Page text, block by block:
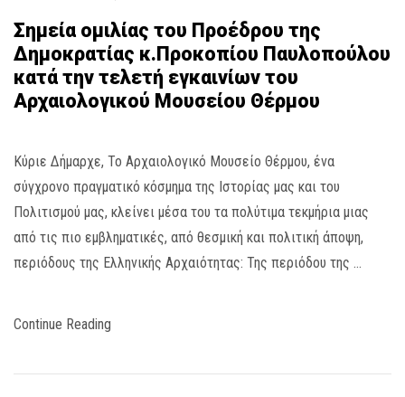
Σημεία ομιλίας του Προέδρου της
Δημοκρατίας κ.Προκοπίου Παυλοπούλου
κατά την τελετή εγκαινίων του
Αρχαιολογικού Μουσείου Θέρμου
Κύριε Δήμαρχε, Το Αρχαιολογικό Μουσείο Θέρμου, ένα
σύγχρονο πραγματικό κόσμημα της Ιστορίας μας και του
Πολιτισμού μας, κλείνει μέσα του τα πολύτιμα τεκμήρια μιας
από τις πιο εμβληματικές, από θεσμική και πολιτική άποψη,
περιόδους της Ελληνικής Αρχαιότητας: Της περιόδου της …
Continue Reading